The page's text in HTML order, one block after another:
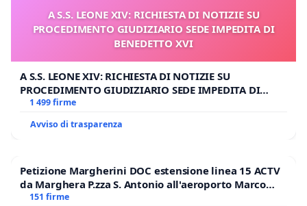
A S.S. LEONE XIV: RICHIESTA DI NOTIZIE SU
PROCEDIMENTO GIUDIZIARIO SEDE IMPEDITA DI
BENEDETTO XVI
A S.S. LEONE XIV: RICHIESTA DI NOTIZIE SU
PROCEDIMENTO GIUDIZIARIO SEDE IMPEDITA DI
BENEDETTO XVI
1 499 firme
Avviso di trasparenza
Petizione Margherini DOC estensione linea 15 ACTV
da Marghera P.zza S. Antonio all'aeroporto Marco
Polo tariffa a € 1,50
151 firme